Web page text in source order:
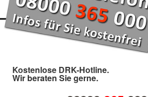
Kostenlose DRK-Hotline.
Wir beraten Sie gerne.